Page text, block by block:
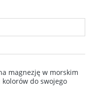
magnezję w morskim
do swojego